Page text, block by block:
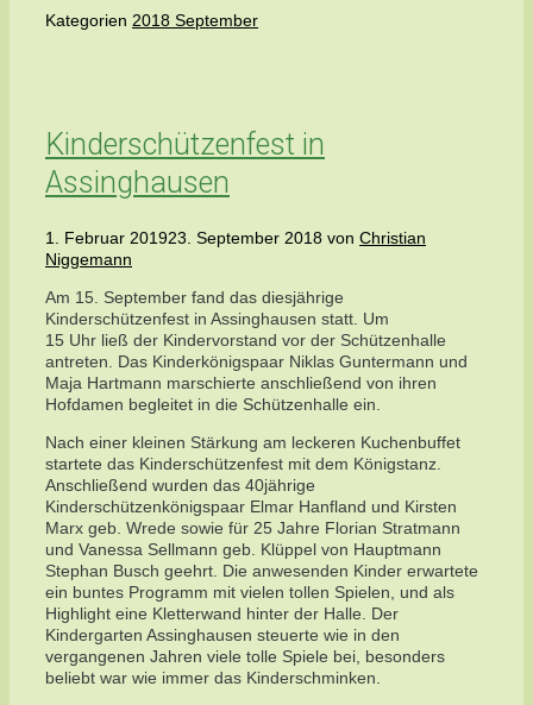
Kategorien 2018 September
Kinderschützenfest in
Assinghausen
1. Februar 201923. September 2018 von Christian
Niggemann
Am 15. September fand das diesjährige
Kinderschützenfest in Assinghausen statt. Um
15 Uhr ließ der Kindervorstand vor der Schützenhalle
antreten. Das Kinderkönigspaar Niklas Guntermann und
Maja Hartmann marschierte anschließend von ihren
Hofdamen begleitet in die Schützenhalle ein.
Nach einer kleinen Stärkung am leckeren Kuchenbuffet
startete das Kinderschützenfest mit dem Königstanz.
Anschließend wurden das 40jährige
Kinderschützenkönigspaar Elmar Hanfland und Kirsten
Marx geb. Wrede sowie für 25 Jahre Florian Stratmann
und Vanessa Sellmann geb. Klüppel von Hauptmann
Stephan Busch geehrt. Die anwesenden Kinder erwartete
ein buntes Programm mit vielen tollen Spielen, und als
Highlight eine Kletterwand hinter der Halle. Der
Kindergarten Assinghausen steuerte wie in den
vergangenen Jahren viele tolle Spiele bei, besonders
beliebt war wie immer das Kinderschminken.